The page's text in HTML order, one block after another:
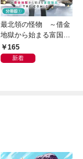
最北領の怪物 ～借金
地獄から始まる富国強
兵～THE COMIC【分
冊版】 1巻
165
新着